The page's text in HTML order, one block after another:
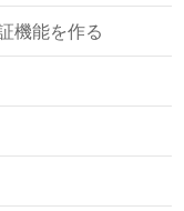
機能を作る